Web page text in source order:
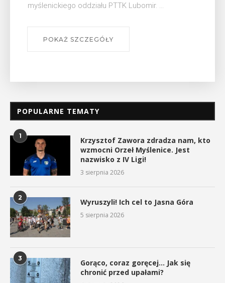
się na ...
POKAŻ SZCZEGÓŁY
POPULARNE TEMATY
1
Krzysztof Zawora zdradza nam, kto
wzmocni Orzeł Myślenice. Jest
nazwisko z IV Ligi!
3 sierpnia 2026
2 Wyruszyli! Ich cel to Jasna Góra
5 sierpnia 2026
3
Gorąco, coraz goręcej… Jak się
chronić przed upałami?